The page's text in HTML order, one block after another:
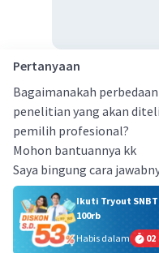
Pertanyaan
Bagaimanakah
penelitian yang akan
pemilih profesional?
Mohon bantuannya kk
Saya bingung cara
Ikuti Tryout
100rb
Habis dalam
02